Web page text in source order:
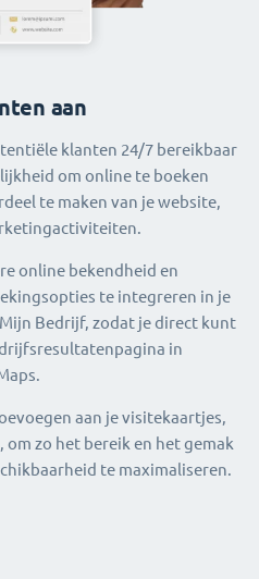
aan
klanten 24/7 bereikbaar
om online te boeken
te maken van je website,
online bekendheid en
te integreren in je
Bedrijf, zodat je direct kunt
in
aan je visitekaartjes,
om zo het bereik en het gemak
te maximaliseren.